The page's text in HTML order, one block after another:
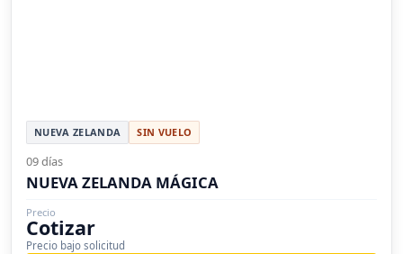
NUEVA ZELANDA SIN VUELO
09 días
NUEVA ZELANDA MÁGICA
Precio
Cotizar
Precio bajo solicitud